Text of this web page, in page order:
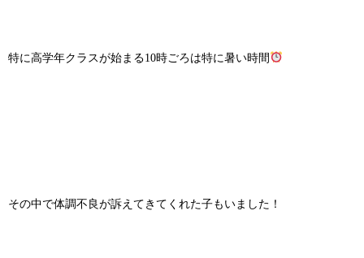
特に高学年クラスが始まる10時ごろは特に暑い時間
その中で体調不良が訴えてきてくれた子もいました！